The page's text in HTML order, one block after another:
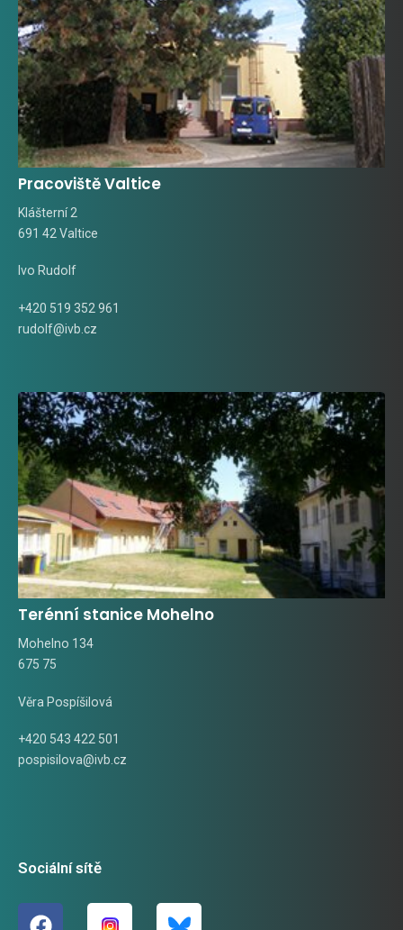
Pracoviště Valtice
Klášterní 2
691 42 Valtice
Ivo Rudolf
+420 519 352 961
rudolf@ivb.cz
Terénní stanice Mohelno
Mohelno 134
675 75
Věra Pospíšilová
+420 543 422 501
pospisilova@ivb.cz
Sociální sítě